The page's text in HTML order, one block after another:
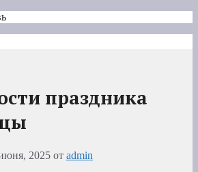
праздника
2025 от admin